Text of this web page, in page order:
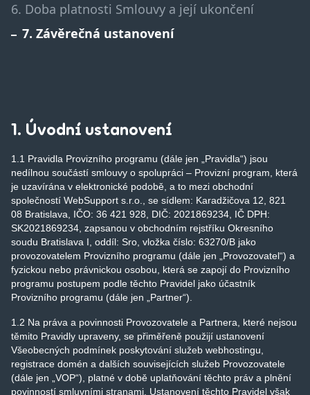
6. Doba platnosti Smlouvy a její ukončení
7. Závěrečná ustanovení
1. Úvodní ustanovení
1.1 Pravidla Provizního programu (dále jen „Pravidla“) jsou
nedílnou součástí smlouvy o spolupráci – Provizní program, která
je uzavírána v elektronické podobě, a to mezi obchodní
společností WebSupport s.r.o., se sídlem: Karadžičova 12, 821
08 Bratislava, IČO: 36 421 928, DIČ: 2021869234, IČ DPH:
SK2021869234, zapsanou v obchodním rejstříku Okresního
soudu Bratislava I, oddíl: Sro, vložka číslo: 63270/B jako
provozovatelem Provizního programu (dále jen „Provozovatel“) a
fyzickou nebo právnickou osobou, která se zapojí do Provizního
programu postupem podle těchto Pravidel jako účastník
Provizního programu (dále jen „Partner“).
1.2 Na práva a povinnosti Provozovatele a Partnera, které nejsou
těmito Pravidly upraveny, se přiměřeně použijí ustanovení
Všeobecných podmínek poskytování služeb webhostingu,
registrace domén a dalších souvisejících služeb Provozovatele
(dále jen „VOP“), platné v době uplatňování těchto práv a plnění
povinností smluvními stranami. Ustanovení těchto Pravidel však